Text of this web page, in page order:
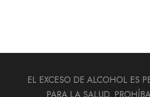
EL EXCESO DE ALCOHOL ES